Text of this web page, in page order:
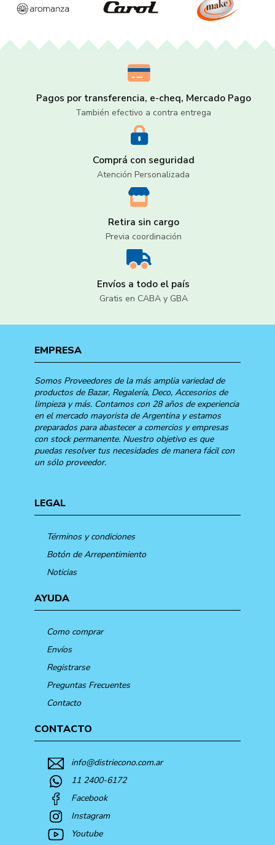
Pagos por transferencia, e-cheq, Mercado Pago
También efectivo a contra entrega
Comprá con seguridad
Atención Personalizada
Retira sin cargo
Previa coordinación
Envíos a todo el país
Gratis en CABA y GBA
EMPRESA
Somos Proveedores de la más amplia variedad de
productos de Bazar, Regalería, Deco, Accesorios de
limpieza y más. Contamos con 28 años de experiencia
en el mercado mayorista de Argentina y estamos
preparados para abastecer a comercios y empresas
con stock permanente. Nuestro objetivo es que
puedas resolver tus necesidades de manera fácil con
un sólo proveedor.
LEGAL
Términos y condiciones
Botón de Arrepentimiento
Noticias
AYUDA
Como comprar
Envíos
Registrarse
Preguntas Frecuentes
Contacto
CONTACTO
info@distriecono.com.ar
11 2400-6172
Facebook
Instagram
Youtube